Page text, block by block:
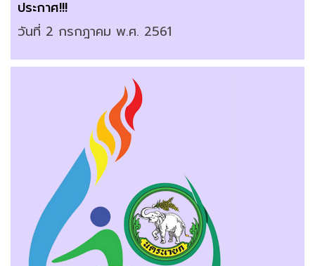
ประกาศ!!!
วันที่ 2 กรกฎาคม พ.ศ. 2561